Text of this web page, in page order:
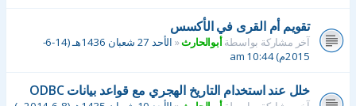
تقويم أم القرى في الأكسس
آخر مشاركة بواسطةأبوالحارث«
الأحد 27 شعبان 1436هـ (14-6-
2015م) 10:44 am
خلل عند استخدام التاريخ الهجري مع قواعد بيانات ODBC